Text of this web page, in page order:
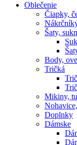
Oblečenie
Čiapky,
Šaty,
Body,
Tričká
Mikiny,
Doplnky
Dámske